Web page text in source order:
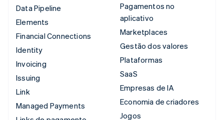
Data Pipeline
Elements
Financial Connections
Identity
Invoicing
Issuing
Link
Managed Payments
Pagamentos no
aplicativo
Marketplaces
Gestão dos valores
Plataformas
SaaS
Empresas de IA
Economia de criadores
Jogos